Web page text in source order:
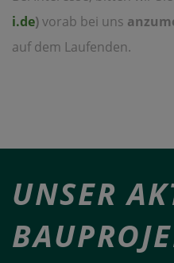
i.de)vorab bei uns
auf dem Laufenden.
UNSER